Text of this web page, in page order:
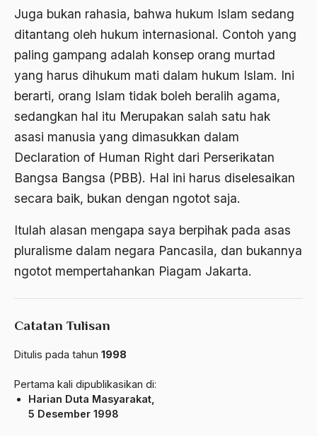
Juga bukan rahasia, bahwa hukum Islam sedang
ditantang oleh hukum internasional. Contoh yang
paling gampang adalah konsep orang murtad
yang harus dihukum mati dalam hukum Islam. Ini
berarti, orang Islam tidak boleh beralih agama,
sedangkan hal itu Merupakan salah satu hak
asasi manusia yang dimasukkan dalam
Declaration of Human Right dari Perserikatan
Bangsa Bangsa (PBB). Hal ini harus diselesaikan
secara baik, bukan dengan ngotot saja.
Itulah alasan mengapa saya berpihak pada asas
pluralisme dalam negara Pancasila, dan bukannya
ngotot mempertahankan Piagam Jakarta.
Catatan Tulisan
Ditulis pada tahun 1998
Pertama kali dipublikasikan di:
Harian Duta Masyarakat,
5 Desember 1998
Agum Gumelar
Agus Miftah
Ahimsa
Ahli
ahli fikih
Ahli Ilmu Agama
Ahli waris
ahlul sunnah wal jamaah
Ahlussunnah
Ahlussunnah Wal jamaah
Ahmad Khomeini
Ahmad Syafi’i Ma’arif